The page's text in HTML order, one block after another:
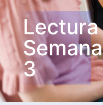
Lectura
Semana
3